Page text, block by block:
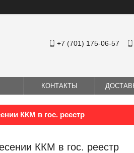
+7 (701) 175-06-57
КОНТАКТЫ
ККМ в гос. реестр
ККМ в гос. реестр